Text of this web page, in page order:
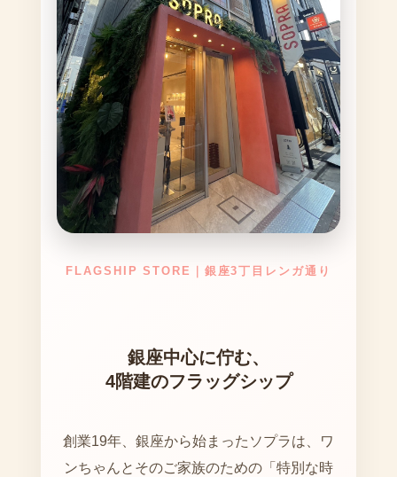
FLAGSHIP STORE｜銀座3丁目レンガ通り
銀座中心に佇む、
4階建のフラッグシップ
創業19年、銀座から始まったソプラは、ワ
ンちゃんとそのご家族のための「特別な時